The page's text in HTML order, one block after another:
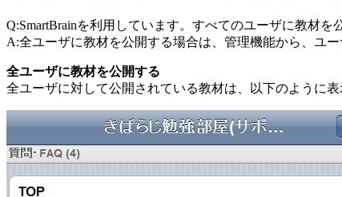
Q:SmartBrainを利用しています。すべてのユーザに教材
A:全ユーザに教材を公開する場合は、管理機能から、ユ
全ユーザに教材を公開する
全ユーザに対して公開されている教材は、以下のように表